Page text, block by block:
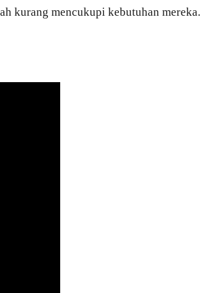
kurang mencukupi kebutuhan mereka.